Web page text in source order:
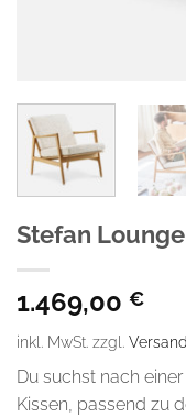
Stefan
1.469,00 €
inkl. MwSt. zzgl.
Du suchst nach
Kissen, passend zu